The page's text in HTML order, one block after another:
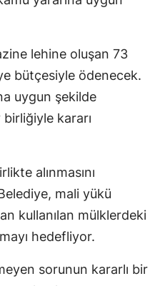
lehine oluşan 73
bütçesiyle ödenecek.
uygun şekilde
kararı
alınmasını
mali yükü
kullanılan mülklerdeki
hedefliyor.
sorunun kararlı bir